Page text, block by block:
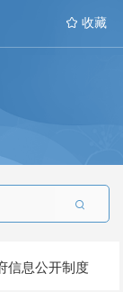
 收藏

信息公开制度